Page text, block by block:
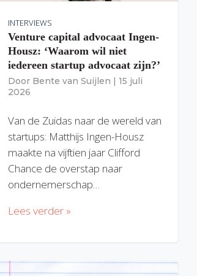
INTERVIEWS
Venture capital advocaat Ingen-
Housz: ‘Waarom wil niet
iedereen startup advocaat zijn?’
Door Bente van Suijlen | 15 juli
2026
Van de Zuidas naar de wereld van
startups: Matthijs Ingen-Housz
maakte na vijftien jaar Clifford
Chance de overstap naar
ondernemerschap…
Lees verder »